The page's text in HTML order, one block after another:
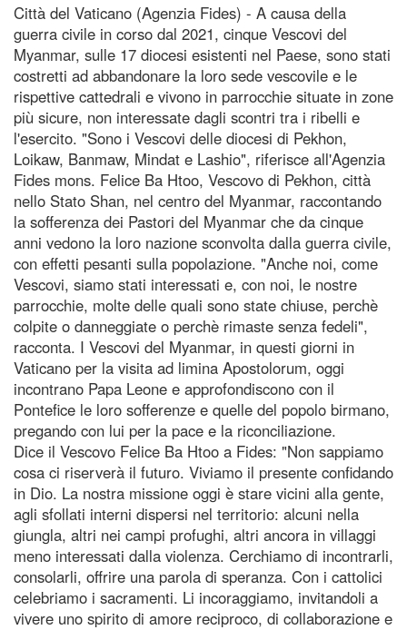
Città del Vaticano (Agenzia Fides) - A causa della
guerra civile in corso dal 2021, cinque Vescovi del
Myanmar, sulle 17 diocesi esistenti nel Paese, sono stati
costretti ad abbandonare la loro sede vescovile e le
rispettive cattedrali e vivono in parrocchie situate in zone
più sicure, non interessate dagli scontri tra i ribelli e
l'esercito. "Sono i Vescovi delle diocesi di Pekhon,
Loikaw, Banmaw, Mindat e Lashio", riferisce all'Agenzia
Fides mons. Felice Ba Htoo, Vescovo di Pekhon, città
nello Stato Shan, nel centro del Myanmar, raccontando
la sofferenza dei Pastori del Myanmar che da cinque
anni vedono la loro nazione sconvolta dalla guerra civile,
con effetti pesanti sulla popolazione. "Anche noi, come
Vescovi, siamo stati interessati e, con noi, le nostre
parrocchie, molte delle quali sono state chiuse, perchè
colpite o danneggiate o perchè rimaste senza fedeli",
racconta. I Vescovi del Myanmar, in questi giorni in
Vaticano per la visita ad limina Apostolorum, oggi
incontrano Papa Leone e approfondiscono con il
Pontefice le loro sofferenze e quelle del popolo birmano,
pregando con lui per la pace e la riconciliazione.
Dice il Vescovo Felice Ba Htoo a Fides: "Non sappiamo
cosa ci riserverà il futuro. Viviamo il presente confidando
in Dio. La nostra missione oggi è stare vicini alla gente,
agli sfollati interni dispersi nel territorio: alcuni nella
giungla, altri nei campi profughi, altri ancora in villaggi
meno interessati dalla violenza. Cerchiamo di incontrarli,
consolarli, offrire una parola di speranza. Con i cattolici
celebriamo i sacramenti. Li incoraggiamo, invitandoli a
vivere uno spirito di amore reciproco, di collaborazione e